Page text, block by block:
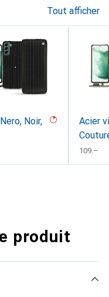
Tout afficher
Noir,
Acier
CHF
109.–
produit